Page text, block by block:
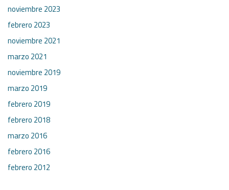
noviembre 2023
febrero 2023
noviembre 2021
marzo 2021
noviembre 2019
marzo 2019
febrero 2019
febrero 2018
marzo 2016
febrero 2016
febrero 2012